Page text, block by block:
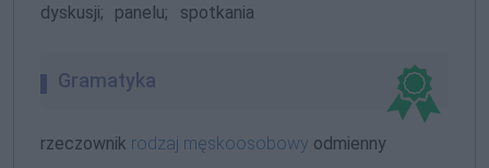
dyskusji;
panelu; spotkania
Gramatyka
rzeczownik rodzaj męskoosobowy odmienny